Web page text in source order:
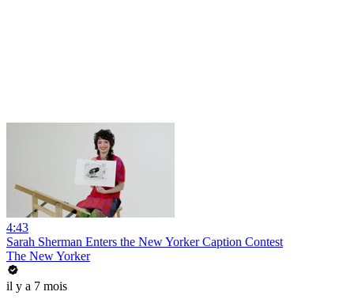
4:43
Sarah Sherman Enters the New Yorker Caption Contest
The New Yorker
il y a 7 mois